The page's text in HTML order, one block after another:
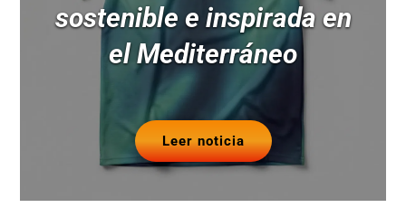
sostenible e inspirada en
el Mediterráneo
Leer noticia